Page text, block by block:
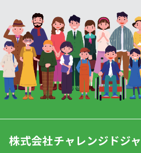
株式会社チャレンジドジ